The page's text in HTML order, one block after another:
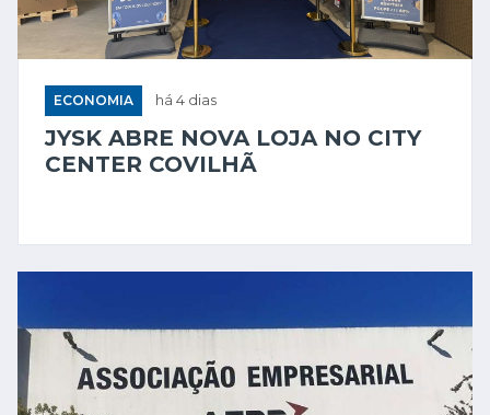
ECONOMIA há 4 dias
JYSK ABRE NOVA LOJA NO CITY
CENTER COVILHÃ